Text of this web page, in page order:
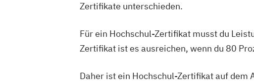
Zertifikate unterschieden.
Für ein Hochschul-Zertifikat musst du
Zertifikat ist es ausreichen, wenn du 80
Daher ist ein Hochschul-Zertifikat auf dem